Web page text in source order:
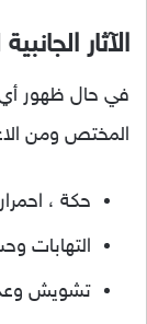
الآثار
في حال ظهور أي
المختص ومن
حكة ،
التهابات
تشويش